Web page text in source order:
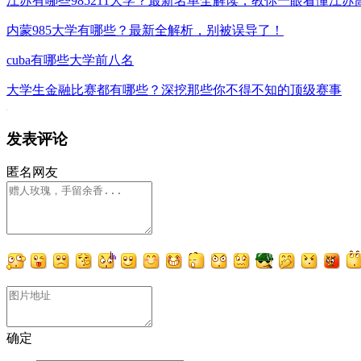
内蒙985大学有哪些？最新全解析，别被误导了！
cuba有哪些大学前八名
大学生金融比赛都有哪些？深挖那些你不得不知的顶级赛事
发表评论
匿名网友
确定